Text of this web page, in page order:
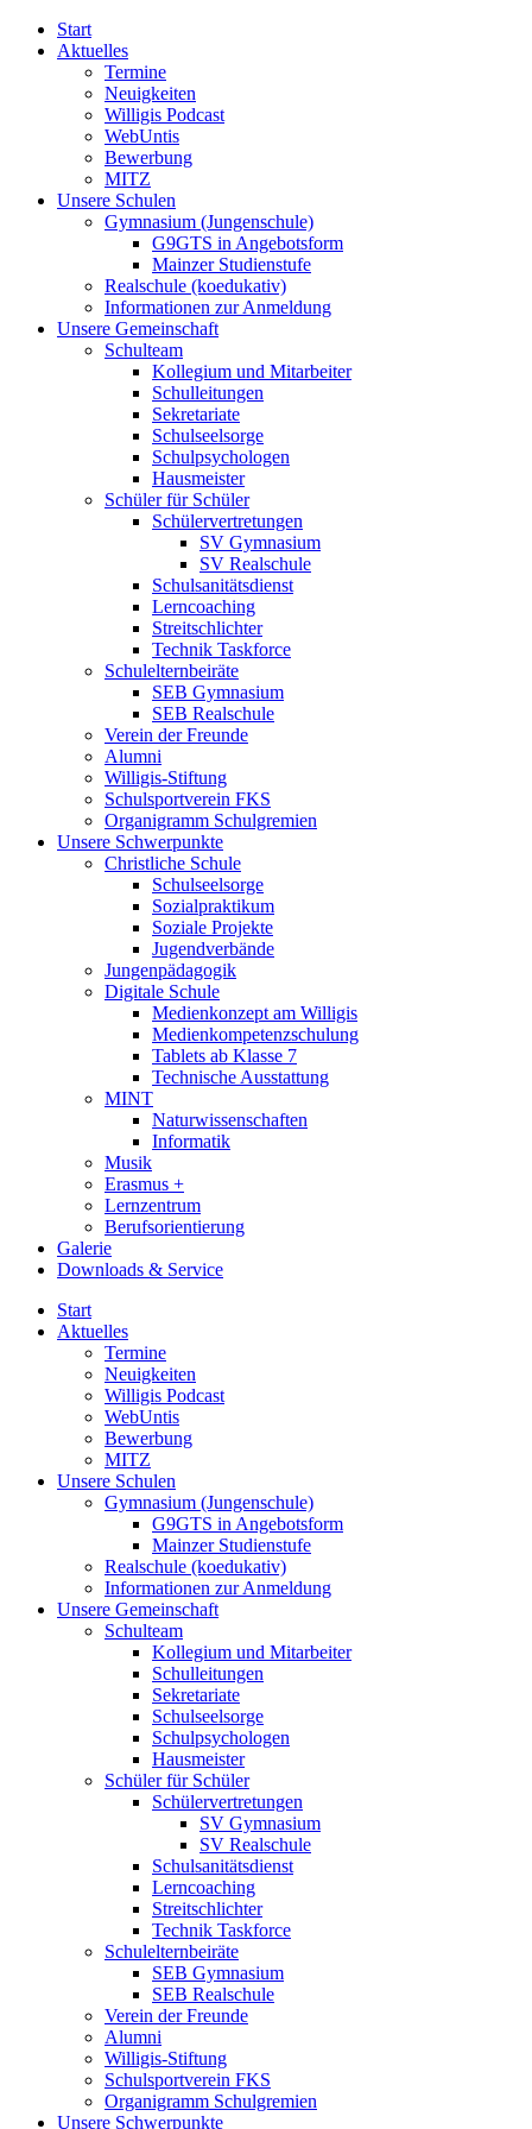
Start
Aktuelles
Termine
Neuigkeiten
Willigis Podcast
WebUntis
Bewerbung
MITZ
Unsere Schulen
Gymnasium (Jungenschule)
G9GTS in Angebotsform
Mainzer Studienstufe
Realschule (koedukativ)
Informationen zur Anmeldung
Unsere Gemeinschaft
Schulteam
Kollegium und Mitarbeiter
Schulleitungen
Sekretariate
Schulseelsorge
Schulpsychologen
Hausmeister
Schüler für Schüler
Schülervertretungen
SV Gymnasium
SV Realschule
Schulsanitätsdienst
Lerncoaching
Streitschlichter
Technik Taskforce
Schulelternbeiräte
SEB Gymnasium
SEB Realschule
Verein der Freunde
Alumni
Willigis-Stiftung
Schulsportverein FKS
Organigramm Schulgremien
Unsere Schwerpunkte
Christliche Schule
Schulseelsorge
Sozialpraktikum
Soziale Projekte
Jugendverbände
Jungenpädagogik
Digitale Schule
Medienkonzept am Willigis
Medienkompetenzschulung
Tablets ab Klasse 7
Technische Ausstattung
MINT
Naturwissenschaften
Informatik
Musik
Erasmus +
Lernzentrum
Berufsorientierung
Galerie
Downloads & Service
Start
Aktuelles
Termine
Neuigkeiten
Willigis Podcast
WebUntis
Bewerbung
MITZ
Unsere Schulen
Gymnasium (Jungenschule)
G9GTS in Angebotsform
Mainzer Studienstufe
Realschule (koedukativ)
Informationen zur Anmeldung
Unsere Gemeinschaft
Schulteam
Kollegium und Mitarbeiter
Schulleitungen
Sekretariate
Schulseelsorge
Schulpsychologen
Hausmeister
Schüler für Schüler
Schülervertretungen
SV Gymnasium
SV Realschule
Schulsanitätsdienst
Lerncoaching
Streitschlichter
Technik Taskforce
Schulelternbeiräte
SEB Gymnasium
SEB Realschule
Verein der Freunde
Alumni
Willigis-Stiftung
Schulsportverein FKS
Organigramm Schulgremien
Unsere Schwerpunkte